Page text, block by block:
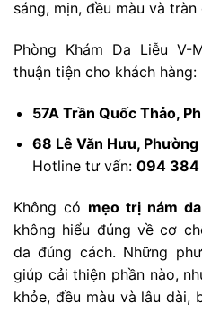
sáng, mịn, đều màu và
Phòng Khám Da Liễu
thuận tiện cho khách hàng:
57A Trần Quốc Thảo,
68 Lê Văn Hưu, Phường
Hotline tư vấn: 094 384
Không có mẹo trị nám da
không hiểu đúng về cơ
da đúng cách. Những
giúp cải thiện phần nào,
khỏe, đều màu và lâu dài,